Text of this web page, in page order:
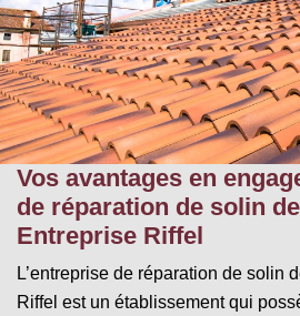
Vos avantages en
de réparation de solin
Entreprise Riffel
L’entreprise de réparation de solin
Riffel est un établissement qui